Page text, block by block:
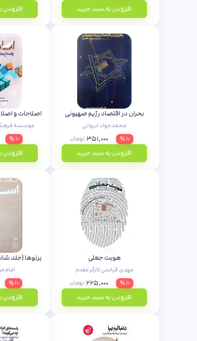
افزودن به سبد خرید افزودن
بحران در اقتصاد رژیم صهیونی
محمدجواد ایروانی
۱۰ %
۳۵۱,۰۰۰ تومان
افزودن به سبد خرید
موسسه
۱۰ %
افزودن
هویت جعلی
مهدی قیاسی کارگر مقدم
۱۰ %
۲۲۵,۰۰۰ تومان
افزودن به سبد خرید
امام
۱۰ %
افزودن